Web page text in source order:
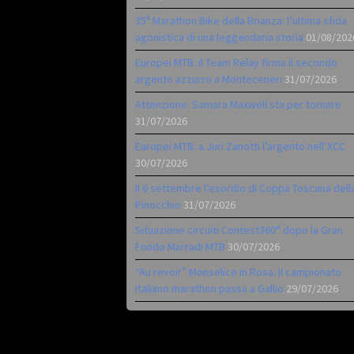
35ª Marathon Bike della Brianza: l’ultima sfida
agonistica di una leggendaria storia 01/08/
Europei MTB: il Team Relay firma il secondo
argento azzurro a Monteceneri 31/07/2026
Attenzione: Samara Maxwell sta per tornare
31/07/2026
Europei MTB: a Juri Zanotti l’argento nell’XCC
30/07/2026
Il 6 settembre l’esordio di Coppa Toscana
Pinocchio 31/07/2026
Situazione circuiti Contest360° dopo la Gran
Fondo Marradi MTB 30/07/2026
“Au revoir” Monselice in Rosa. Il campionato
italiano marathon passa a Gallio 29/07/2026